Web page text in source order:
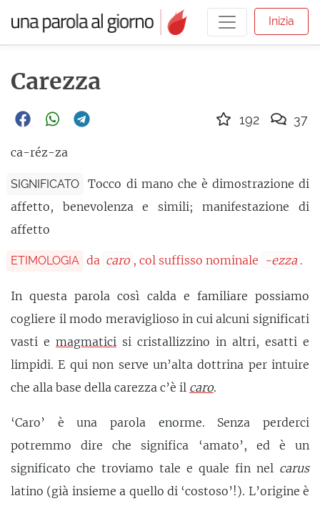
Inizia
Carezza
ca-réz-za
SIGNIFICATO
Tocco di mano che è dimostrazione di
affetto, benevolenza e simili; manifestazione di
affetto
ETIMOLOGIA da caro , col suffisso nominale -ezza .
In questa parola così calda e familiare possiamo
cogliere il modo meraviglioso in cui alcuni significati
vasti e magmatici si cristallizzino in altri, esatti e
limpidi. E qui non serve un’alta dottrina per intuire
che alla base della carezza c’è il caro.
‘Caro’ è una parola enorme. Senza perderci
potremmo dire che significa ‘amato’, ed è un
significato che troviamo tale e quale fin nel carus
latino (già insieme a quello di ‘costoso’!). L’origine è
192 37